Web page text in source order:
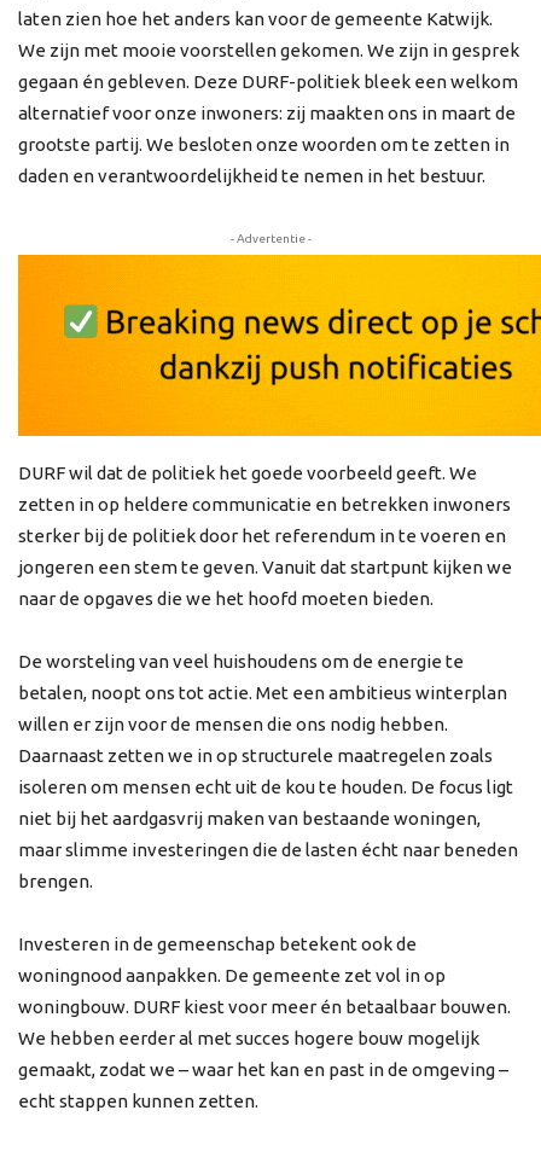
laten zien hoe het anders kan voor de gemeente Katwijk.
We zijn met mooie voorstellen gekomen. We zijn in gesprek
gegaan én gebleven. Deze DURF-politiek bleek een welkom
alternatief voor onze inwoners: zij maakten ons in maart de
grootste partij. We besloten onze woorden om te zetten in
daden en verantwoordelijkheid te nemen in het bestuur.
- Advertentie -
DURF wil dat de politiek het goede voorbeeld geeft. We
zetten in op heldere communicatie en betrekken inwoners
sterker bij de politiek door het referendum in te voeren en
jongeren een stem te geven. Vanuit dat startpunt kijken we
naar de opgaves die we het hoofd moeten bieden.
De worsteling van veel huishoudens om de energie te
betalen, noopt ons tot actie. Met een ambitieus winterplan
willen er zijn voor de mensen die ons nodig hebben.
Daarnaast zetten we in op structurele maatregelen zoals
isoleren om mensen echt uit de kou te houden. De focus ligt
niet bij het aardgasvrij maken van bestaande woningen,
maar slimme investeringen die de lasten écht naar beneden
brengen.
Investeren in de gemeenschap betekent ook de
woningnood aanpakken. De gemeente zet vol in op
woningbouw. DURF kiest voor meer én betaalbaar bouwen.
We hebben eerder al met succes hogere bouw mogelijk
gemaakt, zodat we – waar het kan en past in de omgeving –
echt stappen kunnen zetten.